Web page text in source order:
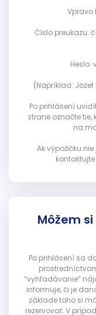
Vpravo
Číslo preukazu:
Heslo:
(Napríklad: Jozef
Po prihlásení
strane označte tie,
na
Ak výpožičku
Môžem
Po prihlásení sa
“vyhľadávanie”
informuje, či je
základe toho si
rezervovať. V